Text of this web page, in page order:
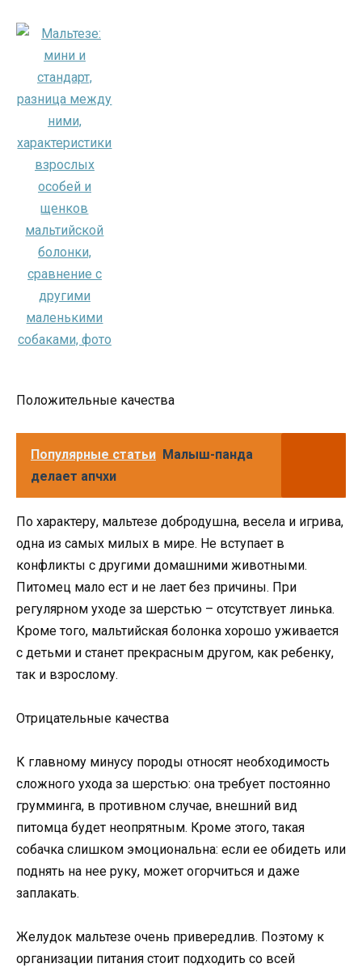
Положительные качества
Популярные статьи Малыш-панда
делает апчхи
По характеру, мальтезе добродушна, весела и игрива,
одна из самых милых в мире. Не вступает в
конфликты с другими домашними животными.
Питомец мало ест и не лает без причины. При
регулярном уходе за шерстью – отсутствует линька.
Кроме того, мальтийская болонка хорошо уживается
с детьми и станет прекрасным другом, как ребенку,
так и взрослому.
Отрицательные качества
К главному минусу породы относят необходимость
сложного ухода за шерстью: она требует постоянно
грумминга, в противном случае, внешний вид
питомца будет неопрятным. Кроме этого, такая
собачка слишком эмоциональна: если ее обидеть или
поднять на нее руку, может огорчиться и даже
заплакать.
Желудок мальтезе очень привередлив. Поэтому к
организации питания стоит подходить со всей